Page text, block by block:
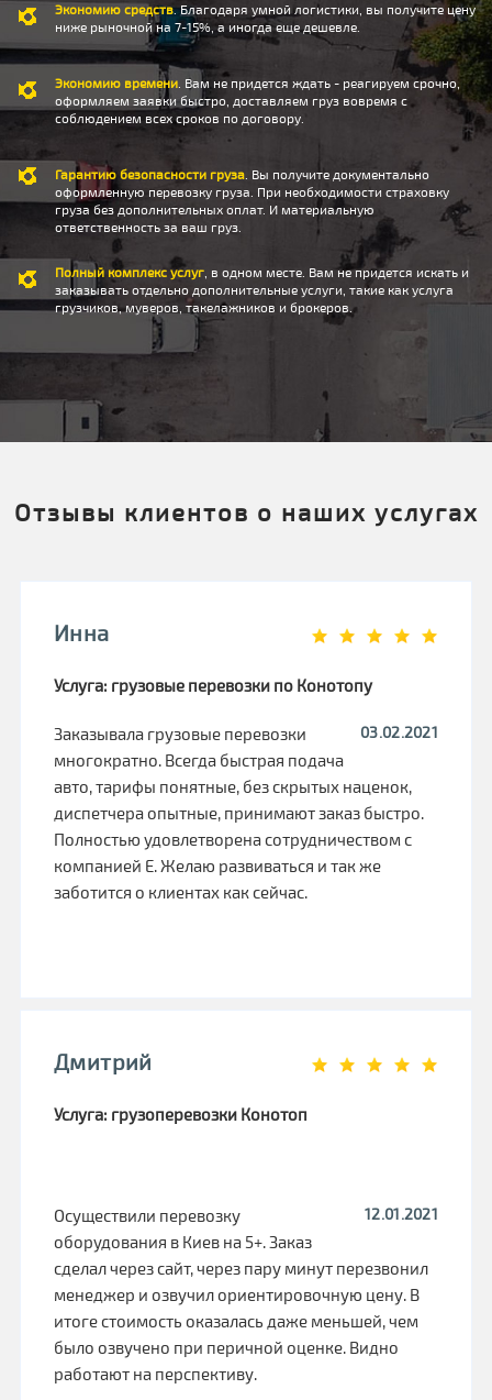
Экономию средств. Благодаря умной логистики, вы получите цену
ниже рыночной на 7-15%, а иногда еще дешевле.
Экономию времени . Вам не придется ждать - реагируем срочно,
оформляем заявки быстро, доставляем груз вовремя с
соблюдением всех сроков по договору.
Гарантию безопасности груза . Вы получите документально
оформленную перевозку груза. При необходимости страховку
груза без дополнительных оплат. И материальную
ответственность за ваш груз.
Полный комплекс услуг , в одном месте. Вам не придется искать и
заказывать отдельно дополнительные услуги, такие как услуга
грузчиков, муверов, такелажников и брокеров.
Отзывы клиентов о наших услугах
Инна
Услуга: грузовые перевозки по Конотопу
03.02.2021
Заказывала грузовые перевозки
многократно. Всегда быстрая подача
авто, тарифы понятные, без скрытых наценок,
диспетчера опытные, принимают заказ быстро.
Полностью удовлетворена сотрудничеством с
компанией Е. Желаю развиваться и так же
заботится о клиентах как сейчас.
Дмитрий
Услуга: грузоперевозки Конотоп
12.01.2021
Осуществили перевозку
оборудования в Киев на 5+. Заказ
сделал через сайт, через пару минут перезвонил
менеджер и озвучил ориентировочную цену. В
итоге стоимость оказалась даже меньшей, чем
было озвучено при перичной оценке. Видно
работают на перспективу.